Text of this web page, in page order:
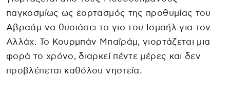
παγκοσμίως ως εορτασμός της προθυμίας του
Αβραάμ να θυσιάσει το γιο του Ισμαήλ για τον
Αλλάχ. Το Κουρμπάν Μπαϊράμ, γιορτάζεται μια
φορά το χρόνο, διαρκεί πέντε μέρες και δεν
προβλέπεται καθόλου νηστεία.